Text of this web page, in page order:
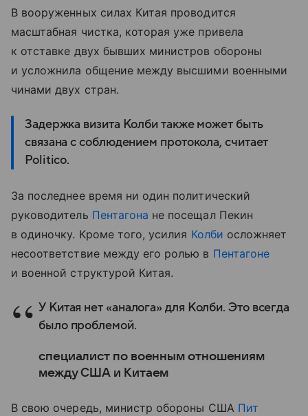
В вооруженных силах Китая проводится
масштабная чистка, которая уже привела
к отставке двух бывших министров обороны
и усложнила общение между высшими военными
чинами двух стран.
Задержка визита Колби также может быть
связана с соблюдением протокола, считает
Politico.
За последнее время ни один политический
руководитель Пентагона не посещал Пекин
в одиночку. Кроме того, усилия Колби осложняет
несоответствие между его ролью в Пентагоне
и военной структурой Китая.
У Китая нет «аналога» для Колби. Это всегда
было проблемой.
специалист по военным отношениям
между США и Китаем
В свою очередь, министр обороны США Пит